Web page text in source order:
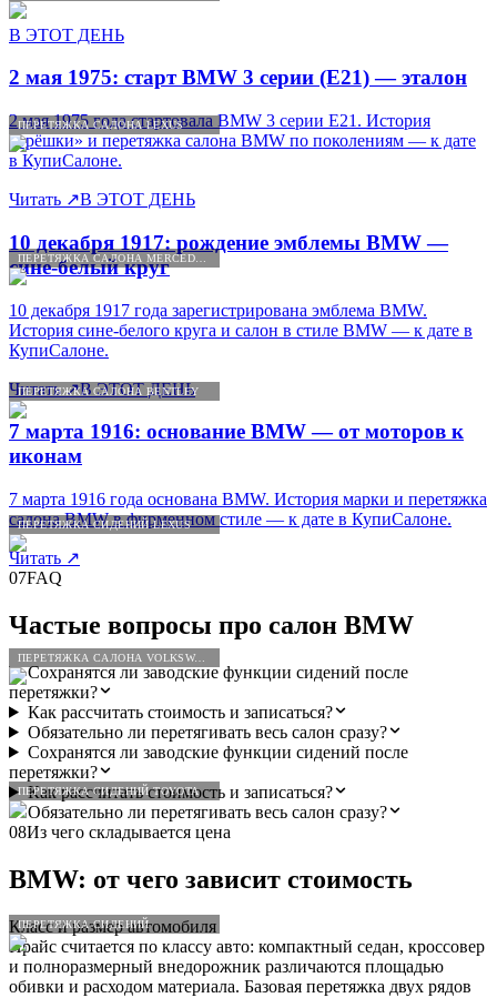
ПЕРЕТЯЖКА САЛОНА LEXUS
ПЕРЕТЯЖКА САЛОНА BENTLEY
ПЕРЕТЯЖКА СИДЕНИЙ LEXUS
ПЕРЕТЯЖКА САЛОНА VOLKSWAGEN
ПЕРЕТЯЖКА СИДЕНИЙ TOYOTA
ПЕРЕТЯЖКА СИДЕНИЙ
В ЭТОТ ДЕНЬ
2 мая 1975: старт BMW 3 серии (E21) — эталон
2 мая 1975 года стартовала BMW 3 серии E21. История
«трёшки» и перетяжка салона BMW по поколениям — к дате
в КупиСалоне.
Читать ↗В ЭТОТ ДЕНЬ
10 декабря 1917: рождение эмблемы BMW —
сине-белый круг
10 декабря 1917 года зарегистрирована эмблема BMW.
История сине-белого круга и салон в стиле BMW — к дате в
КупиСалоне.
Читать↗В ЭТОТ ДЕНЬ
7 марта 1916: основание BMW — от моторов к
иконам
7 марта 1916 года основана BMW. История марки и перетяжка
салона BMW в фирменном стиле — к дате в КупиСалоне.
Читать ↗
07FAQ
Частые вопросы про салон BMW
Сохранятся ли заводские функции сидений после
перетяжки?
Как рассчитать стоимость и записаться?
Обязательно ли перетягивать весь салон сразу?
Сохранятся ли заводские функции сидений после
перетяжки?
Как рассчитать стоимость и записаться?
Обязательно ли перетягивать весь салон сразу?
08Из чего складывается цена
BMW: от чего зависит стоимость
Класс и размер автомобиля
Прайс считается по классу авто: компактный седан, кроссовер
и полноразмерный внедорожник различаются площадью
обивки и расходом материала. Базовая перетяжка двух рядов